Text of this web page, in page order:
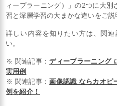
ィープラーニング）」の2つに大
習と深層学習の大まかな違いをご説
詳しい内容を知りたい方は、関
い。
※ 関連記事：ディープラーニング
実用例
※ 関連記事：画像認識 ならカオピ
例を紹介！